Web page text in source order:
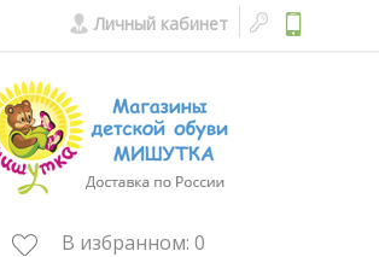
Личный кабинет
В избранном: 0